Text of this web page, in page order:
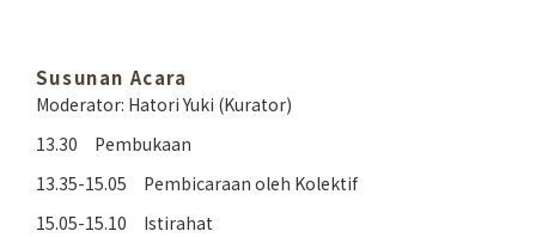
Susunan Acara
Moderator: Hatori Yuki (Kurator)
13.30 Pembukaan
13.35-15.05 Pembicaraan oleh Kolektif
15.05-15.10 Istirahat